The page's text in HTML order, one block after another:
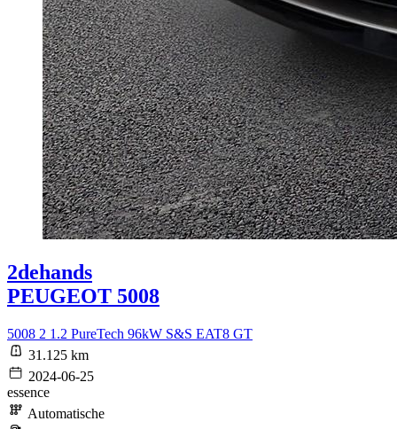
2dehands
PEUGEOT 5008
5008 2 1.2 PureTech 96kW S&S EAT8 GT
31.125 km
2024-06-25
essence
Automatische